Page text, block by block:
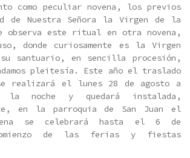
como peculiar novena, los previos
de Nuestra Señora la Virgen de la
observa este ritual en otra novena,
donde curiosamente es la Virgen
santuario, en sencilla procesión,
pleitesía. Este año el traslado
realizará el lunes 28 de agosto a
noche y quedará instalada,
en la parroquia de San Juan el
se celebrará hasta el 6 de
de las ferias y fiestas